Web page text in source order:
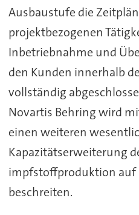
Ausbaustufe die
projektbezogenen
Inbetriebnahme und
den Kunden innerhalb
vollständig
Novartis Behring wird
einen weiteren
Kapazitätserweiterung
impfstoffproduktion auf
beschreiten.